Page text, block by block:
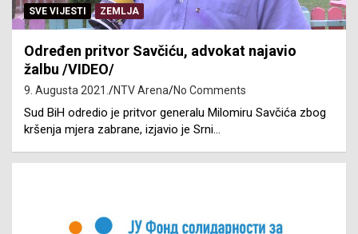
SVE VIJESTI ZEMLJA
Određen pritvor Savčiću, advokat najavio
žalbu /VIDEO/
9. Augusta 2021. NTV Arena No Comments
Sud BiH odredio je pritvor generalu Milomiru Savčića zbog
kršenja mjera zabrane, izjavio je Srni…